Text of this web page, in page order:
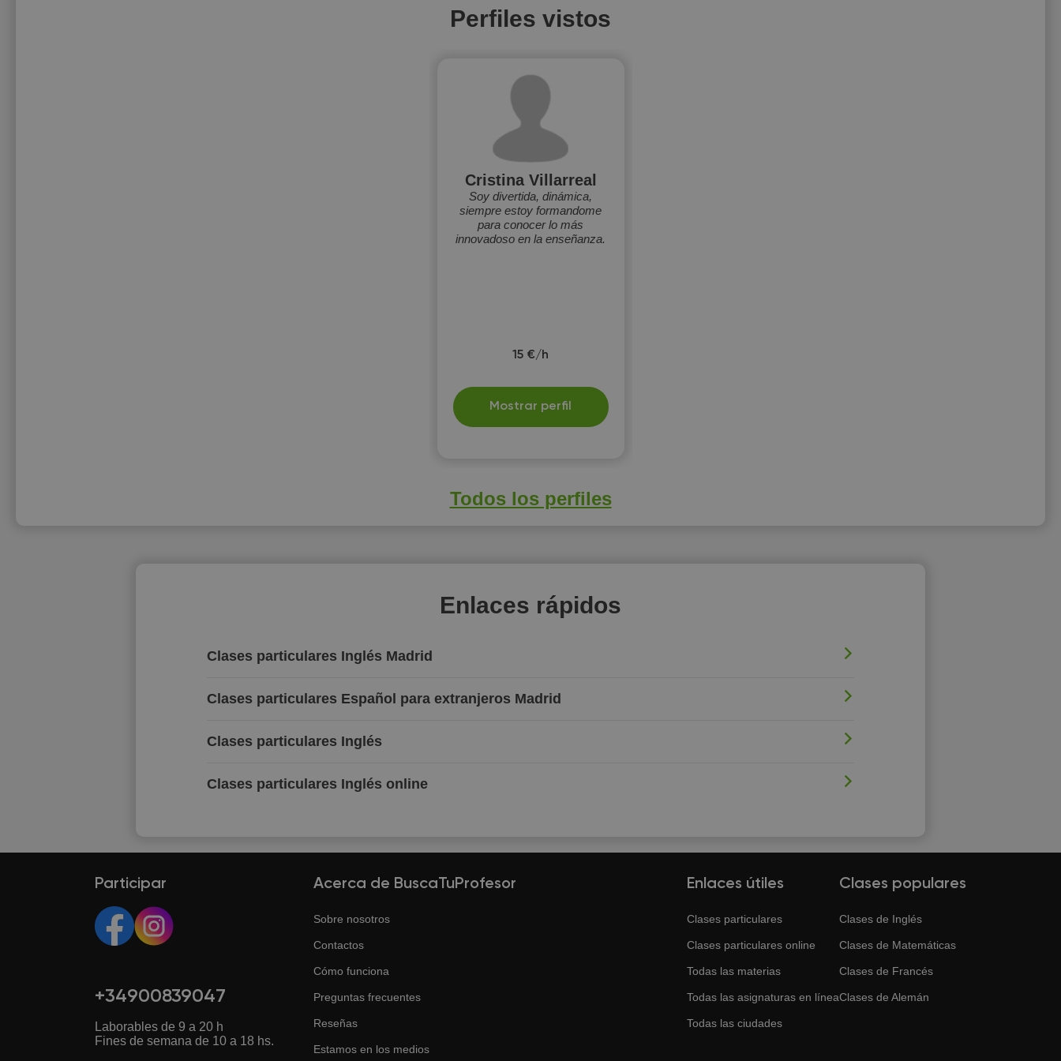
Perfiles vistos
Cristina Villarreal
Soy divertida, dinámica,
siempre estoy formandome
para conocer lo más
innovadoso en la enseñanza.
15 €/h
Mostrar perfil
Todos los perfiles
Enlaces rápidos
Clases particulares Inglés Madrid
Clases particulares Español para extranjeros Madrid
Clases particulares Inglés
Clases particulares Inglés online
Participar
+34900839047
Laborables de 9 a 20 h
Fines de semana de 10 a 18 hs.
Acerca de BuscaTuProfesor
Sobre nosotros
Contactos
Cómo funciona
Preguntas frecuentes
Reseñas
Estamos en los medios
Enlaces útiles
Clases particulares
Clases particulares online
Todas las materias
Todas las asignaturas en línea
Todas las ciudades
Clases populares
Clases de Inglés
Clases de Matemáticas
Clases de Francés
Clases de Alemán